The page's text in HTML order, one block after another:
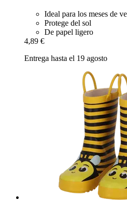
Ideal para los meses de
Protege del sol
De papel ligero
4,89 €
Entrega hasta el 19 agosto